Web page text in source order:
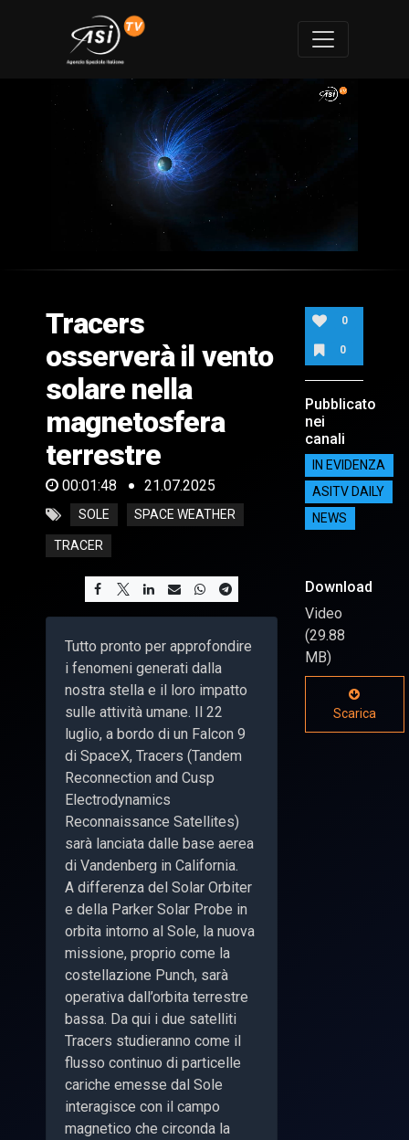
of
48
seconds
Tracers
osserverà il vento
solare nella
magnetosfera
terrestre
00:01:48 21.07.2025
SOLE SPACE WEATHER
TRACER
Tutto pronto per approfondire
i fenomeni generati dalla
nostra stella e il loro impatto
sulle attività umane. Il 22
luglio, a bordo di un Falcon 9
di SpaceX, Tracers (Tandem
Reconnection and Cusp
Electrodynamics
Reconnaissance Satellites)
sarà lanciata dalle base aerea
di Vandenberg in California.
A differenza del Solar Orbiter
e della Parker Solar Probe in
orbita intorno al Sole, la nuova
missione, proprio come la
costellazione Punch, sarà
operativa dall’orbita terrestre
bassa. Da qui i due satelliti
Tracers studieranno come il
flusso continuo di particelle
cariche emesse dal Sole
interagisce con il campo
magnetico che circonda la
0
0
Pubblicato
nei
canali
IN EVIDENZA
ASITV DAILY
NEWS
Download
Video
(29.88
MB)
Scarica